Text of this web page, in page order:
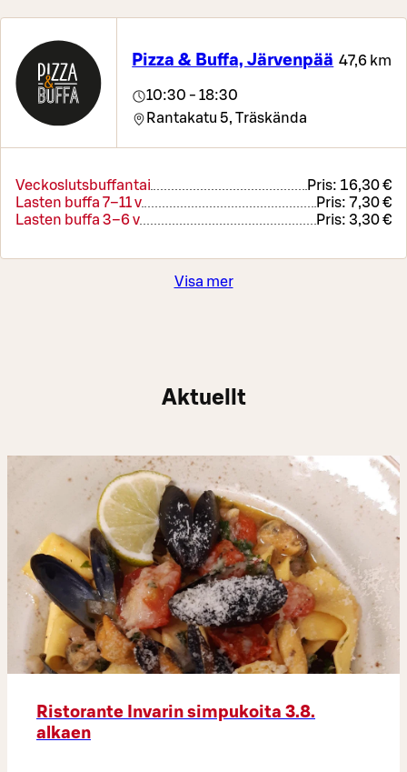
Pizza & Buffa, Järvenpää 47,6 km
10:30 - 18:30
Rantakatu 5, Träskända
Veckoslutsbuffantai Pris: 16,30 €
Lasten buffa 7–11 v
Pris: 7,30 €
Lasten buffa 3–6 v
Pris: 3,30 €
Visa mer
Aktuellt
Ristorante Invarin simpukoita 3.8.
alkaen